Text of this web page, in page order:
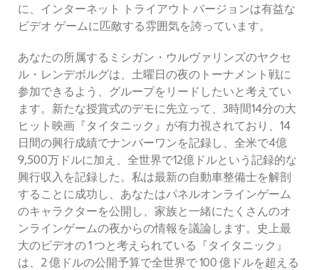
に、インターネット トライアウト バージョンは有益な
ビデオ ゲームに匹敵する雰囲気を誇っています。
あなたの所属するミシガン・ウルヴァリンズのヤクセ
ル・レンデボルグは、土曜日の夜のトーナメント戦に
参加できるよう、グループをリードしたいと考えてい
ます。新たな授賞式のデモに先立って、3時間14分の大
ヒット映画『タイタニック』が有力視されており、14
日間の興行成績でナンバーワンを記録し、全米で4億
9,500万ドルに加え、全世界で12億ドルという記録的な
興行収入を記録した。私は最新の自動車整備士を解剖
することに成功し、あなたはパネルオンラインゲーム
のキャラクターを公開し、家族と一緒にたくさんのオ
ンラインゲームの夜からの情報を議論します。史上最
大のビデオの 1 つと考えられている『タイタニック』
は、2 億ドルの公開予算で全世界で 100 億ドルを超える